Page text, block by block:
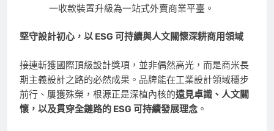
一收款裝置升級為一站式外賣商業平臺。
堅守設計初心，以 ESG 可持續與人文關懷深耕商用領域
接連斬獲國際頂級設計獎項，並非偶然高光，而是商米長
期主義設計之路的必然成果。品牌能在工業設計領域穩步
前行、屢獲殊榮，根源正是深植內核的遠見卓識、人文關
懷，以及貫穿全鏈路的 ESG 可持續發展理念 。